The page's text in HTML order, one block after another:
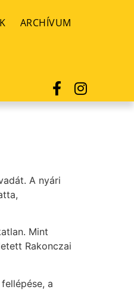
ARCHÍVUM
A nyári
Mint
Rakonczai
a